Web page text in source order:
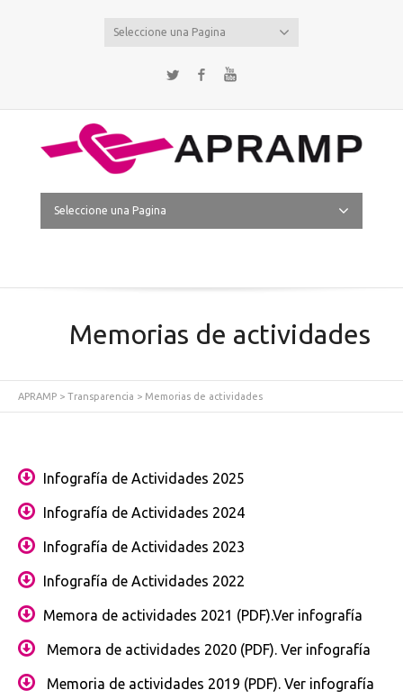
Seleccione una Pagina
Twitter Facebook
Seleccione una Pagina
Memorias de actividades
APRAMP > Transparencia > Memorias de actividades
Infografía de Actividades 2025
Infografía de Actividades 2024
Infografía de Actividades 2023
Infografía de Actividades 2022
Memora de actividades 2021 (PDF).Ver infografía
Memora de actividades 2020 (PDF). Ver infografía
Memoria de actividades 2019 (PDF). Ver infografía